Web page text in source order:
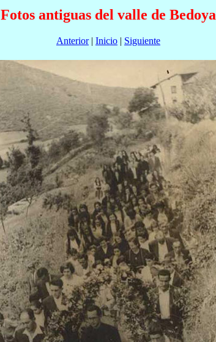
Fotos antiguas del valle de Bedoya
Anterior| Inicio | Siguiente